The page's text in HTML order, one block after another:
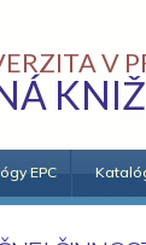
V
EPC